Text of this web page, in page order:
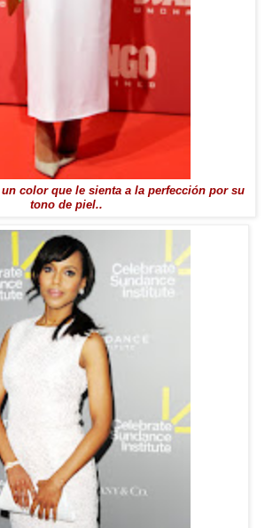
color que le sienta a la perfección por su
tono de piel..